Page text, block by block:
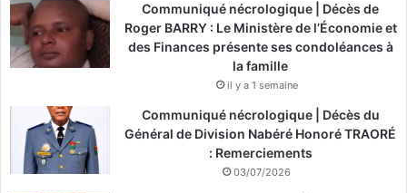
Communiqué nécrologique | Décès de
Roger BARRY : Le Ministère de l’Économie et
des Finances présente ses condoléances à
la famille
il y a 1 semaine
Communiqué nécrologique | Décès du
Général de Division Nabéré Honoré TRAORÉ
: Remerciements
03/07/2026